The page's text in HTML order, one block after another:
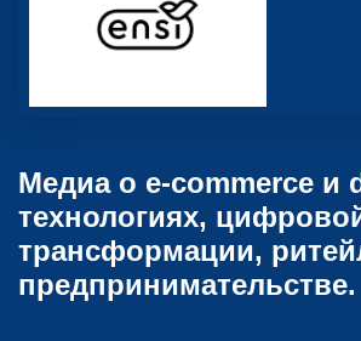
Медиа о e-commerce и
технологиях,
трансформации,
предпринимательстве.